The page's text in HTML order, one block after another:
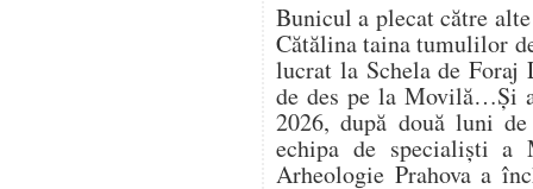
Bunicul a plecat către
Cătălina taina tumulilor
lucrat la Schela de
de des pe la Movilă…Și
2026, după două luni
echipa de specialiști a
Arheologie Prahova a